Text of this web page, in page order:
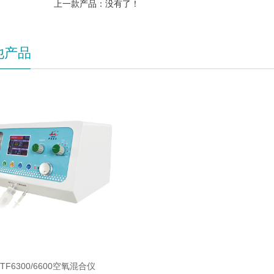
上一款产品：没有了！
产品
TF6300/6600空氧混合仪